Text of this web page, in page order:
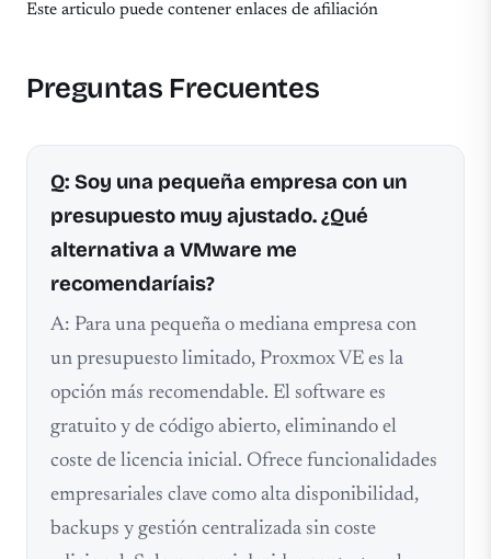
Este articulo puede contener enlaces de afiliación
Preguntas Frecuentes
Q: Soy una pequeña empresa con un
presupuesto muy ajustado. ¿Qué
alternativa a VMware me
recomendaríais?
A: Para una pequeña o mediana empresa con
un presupuesto limitado, Proxmox VE es la
opción más recomendable. El software es
gratuito y de código abierto, eliminando el
coste de licencia inicial. Ofrece funcionalidades
empresariales clave como alta disponibilidad,
backups y gestión centralizada sin coste